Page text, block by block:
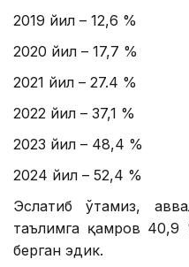
2019 йил – 12,6 %
2020 йил – 17,7 %
2021 йил – 27.4 %
2022 йил – 37,1 %
2023 йил – 48,4 %
2024 йил – 52,4 %
Эслатиб ўтамиз,
таълимга қамров 40,9
берган эдик.